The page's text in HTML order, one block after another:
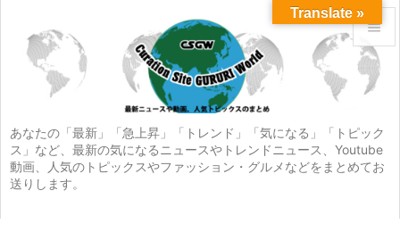
あなたの「最新」「急上昇」「トレンド」「気になる」「トピック
ス」など、最新の気になるニュースやトレンドニュース、Youtube
動画、人気のトピックスやファッション・グルメなどをまとめてお
送りします。


メニュ
サイド

前へ
Translate »